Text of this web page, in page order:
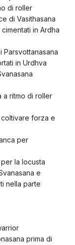
di roller
di Vasithasana
in Ardha
Parsvottanasana
in Urdhva
a ritmo di roller
coltivare forza e
per
la locusta
e
nella parte
prima di